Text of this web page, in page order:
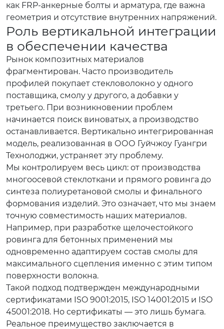
как FRP-анкерные болты и арматура, где важна
геометрия и отсутствие внутренних напряжений.
Роль вертикальной интеграции
в обеспечении качества
Рынок композитных материалов
фрагментирован. Часто производитель
профилей покупает стекловолокно у одного
поставщика, смолу у другого, а добавки у
третьего. При возникновении проблем
начинается поиск виноватых, а производство
останавливается. Вертикально интегрированная
модель, реализованная в ООО Гуйчжоу Гуангри
Технолоджи, устраняет эту проблему.
Мы контролируем весь цикл: от производства
многоосевой стеклоткани и прямого ровинга до
синтеза полиуретановой смолы и финального
формования изделий. Это означает, что мы знаем
точную совместимость наших материалов.
Например, при разработке щелочестойкого
ровинга для бетонных применений мы
одновременно адаптируем состав смолы для
максимального сцепления именно с этим типом
поверхности волокна.
Такой подход подтвержден международными
сертификатами ISO 9001:2015, ISO 14001:2015 и ISO
45001:2018. Но сертификаты — это лишь бумага.
Реальное преимущество заключается в